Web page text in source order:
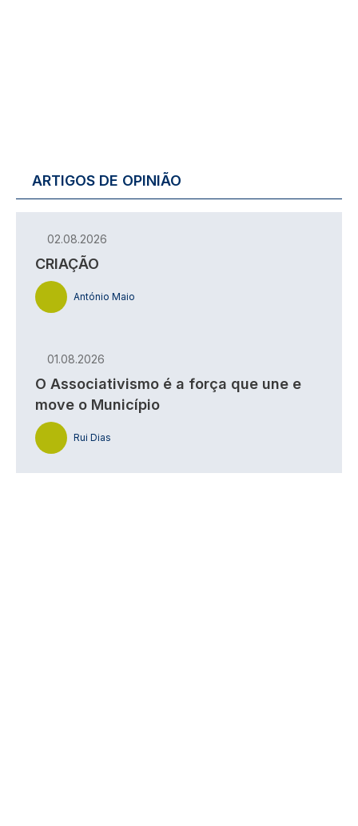
ARTIGOS DE OPINIÃO
02.08.2026
CRIAÇÃO
António Maio
01.08.2026
O Associativismo é a força que une e
move o Município
Rui Dias